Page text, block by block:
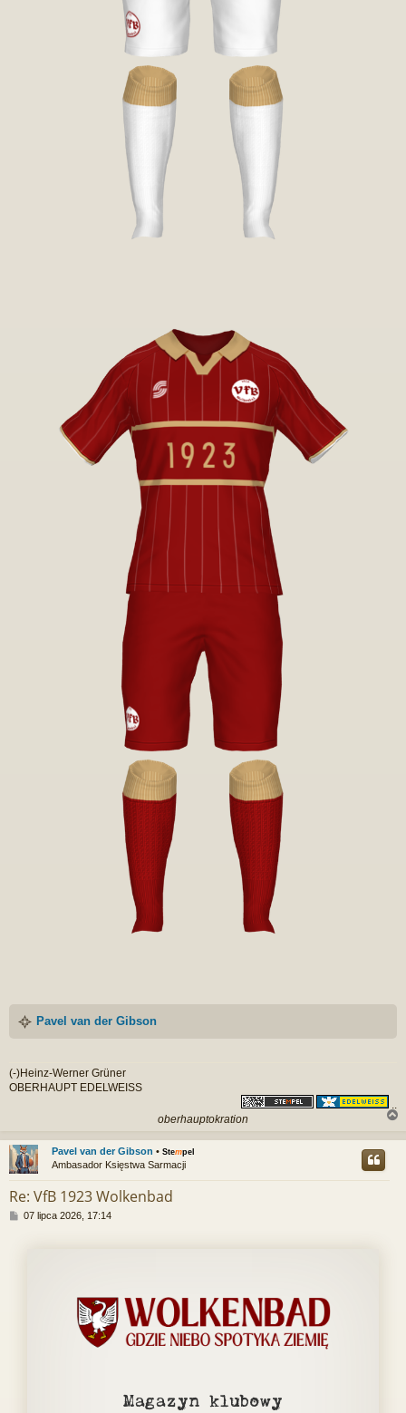
Pavel van der Gibson
(-)Heinz-Werner Grüner
OBERHAUPT EDELWEISS
oberhauptokration
g
Pavel van der Gibson • Stempel
Ambasador Księstwa Sarmacji
Re: VfB 1923 Wolkenbad
P07 lipca 2026, 17:14
Magazyn klubowy